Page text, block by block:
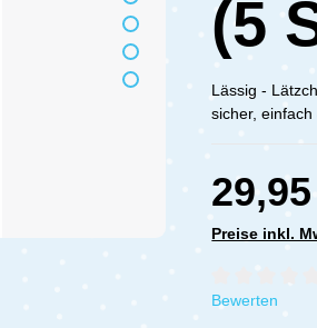
(5
Lässig -
sicher,
Preise inkl.
Bewerten